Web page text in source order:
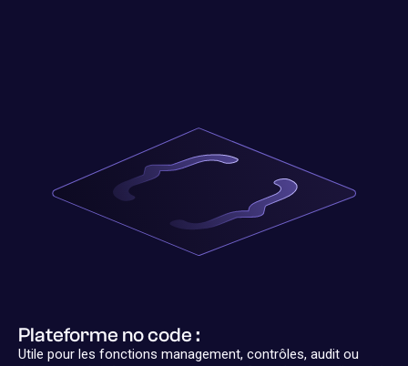
Plateforme no code :
Utile pour les fonctions management, contrôles, audit ou